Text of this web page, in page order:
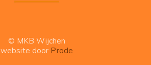
© MKB Wijchen
website door Prode